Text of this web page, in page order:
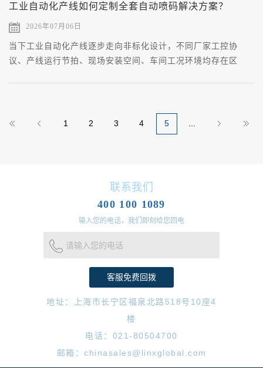
工业自动化产线如何定制全套自动喷码解决方案？
2026年07月06日
当下工业自动化产线逐步走向非标化设计，不同厂家工控协
议、产线运行节拍、现场安装空间、车间工况环境均存在区
1 2 3 4 5
联系我们
400 100 1089
输入您的电话，我们即刻给您回电
请输入您的电话
地址：上海市长宁区福泉北路518号10座4
楼
电话：021-80504700
邮箱：chinasales@linxglobal.com